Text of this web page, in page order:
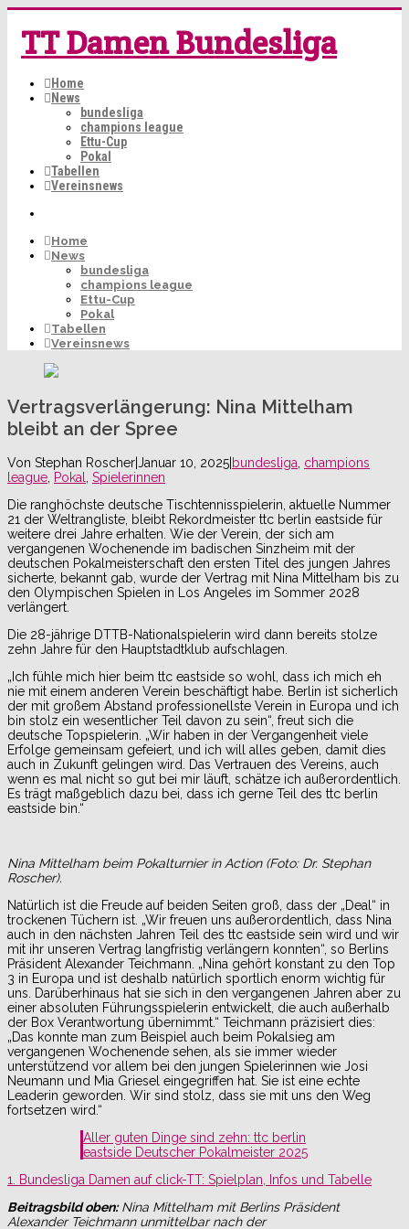
TT Damen Bundesliga
Home
News
bundesliga
champions league
Ettu-Cup
Pokal
Tabellen
Vereinsnews
Home
News
bundesliga
champions league
Ettu-Cup
Pokal
Tabellen
Vereinsnews
Vertragsverlängerung: Nina Mittelham
bleibt an der Spree
Von Stephan Roscher|Januar 10, 2025|bundesliga champions
league Pokal Spielerinnen
Die ranghöchste deutsche Tischtennisspielerin, aktuelle Nummer
21 der Weltrangliste, bleibt Rekordmeister ttc berlin eastside für
weitere drei Jahre erhalten. Wie der Verein, der sich am
vergangenen Wochenende im badischen Sinzheim mit der
deutschen Pokalmeisterschaft den ersten Titel des jungen Jahres
sicherte, bekannt gab, wurde der Vertrag mit Nina Mittelham bis zu
den Olympischen Spielen in Los Angeles im Sommer 2028
verlängert.
Die 28-jährige DTTB-Nationalspielerin wird dann bereits stolze
zehn Jahre für den Hauptstadtklub aufschlagen.
„Ich fühle mich hier beim ttc eastside so wohl, dass ich mich eh
nie mit einem anderen Verein beschäftigt habe. Berlin ist sicherlich
der mit großem Abstand professionellste Verein in Europa und ich
bin stolz ein wesentlicher Teil davon zu sein“, freut sich die
deutsche Topspielerin. „Wir haben in der Vergangenheit viele
Erfolge gemeinsam gefeiert, und ich will alles geben, damit dies
auch in Zukunft gelingen wird. Das Vertrauen des Vereins, auch
wenn es mal nicht so gut bei mir läuft, schätze ich außerordentlich.
Es trägt maßgeblich dazu bei, dass ich gerne Teil des ttc berlin
eastside bin.“
Nina Mittelham beim Pokalturnier in Action (Foto: Dr. Stephan
Roscher).
Natürlich ist die Freude auf beiden Seiten groß, dass der „Deal“ in
trockenen Tüchern ist. „Wir freuen uns außerordentlich, dass Nina
auch in den nächsten Jahren Teil des ttc eastside sein wird und wir
mit ihr unseren Vertrag langfristig verlängern konnten“, so Berlins
Präsident Alexander Teichmann. „Nina gehört konstant zu den Top
3 in Europa und ist deshalb natürlich sportlich enorm wichtig für
uns. Darüberhinaus hat sie sich in den vergangenen Jahren aber zu
einer absoluten Führungsspielerin entwickelt, die auch außerhalb
der Box Verantwortung übernimmt.“ Teichmann präzisiert dies:
„Das konnte man zum Beispiel auch beim Pokalsieg am
vergangenen Wochenende sehen, als sie immer wieder
unterstützend vor allem bei den jungen Spielerinnen wie Josi
Neumann und Mia Griesel eingegriffen hat. Sie ist eine echte
Leaderin geworden. Wir sind stolz, dass sie mit uns den Weg
fortsetzen wird.“
Aller guten Dinge sind zehn: ttc berlin
eastside Deutscher Pokalmeister 2025
1. Bundesliga Damen auf click-TT: Spielplan, Infos und Tabelle
Beitragsbild oben:Nina Mittelham mit Berlins Präsident
Alexander Teichmann unmittelbar nach der